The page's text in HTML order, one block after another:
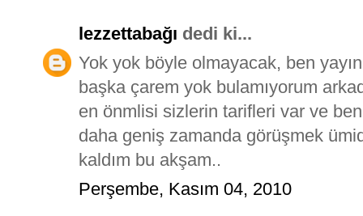
lezzettabağı dedi ki...
Yok yok böyle olmayacak, ben
başka çarem yok bulamıyorum
en önmlisi sizlerin tarifleri var ve
daha geniş zamanda görüşmek
kaldım bu akşam..
Perşembe, Kasım 04, 2010